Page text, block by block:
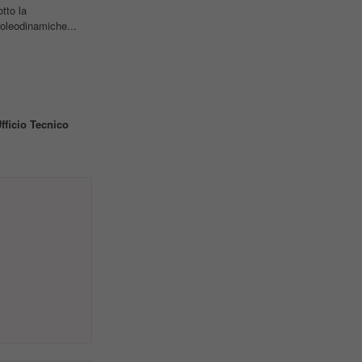
la
Tecnico